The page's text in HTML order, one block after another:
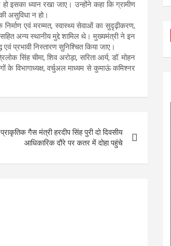
इसका ध्यान रखा जाए। उन्होंने कहा कि ग्रामीण
असुविधा न हो।
एवं मरम्मत, स्वास्थ्य सेवाओं का सुदृढ़ीकरण,
अन्य स्थानीय मुद्दे शामिल थे। मुख्यमंत्री ने इन
प्रभावी निस्तारण सुनिश्चित किया जाए।
सिंह चीमा, शिव अरोड़ा, सरिता आर्य, डॉ. मोहन
के विभागाध्यक्ष, वर्चुअल माध्यम से कुमाऊं कमिश्नर
गैस मंत्री हरदीप सिंह पुरी दो दिवसीय
आधिकारिक दौरे पर कतर में दोहा पहुंचे